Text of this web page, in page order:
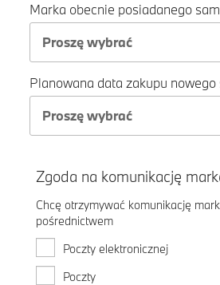
Marka obecnie posiadanego
Proszę wybrać
Planowana data zakupu nowego
Proszę wybrać
Zgoda na komunikację
Chcę otrzymywać komunikację
pośrednictwem
Poczty elektronicznej
Poczty